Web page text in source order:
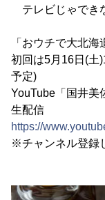
テレビじゃでき
「おウチで大北
初回は5月16日(土
予定)
YouTube「国井美
生配信
https://
※チャンネル登録